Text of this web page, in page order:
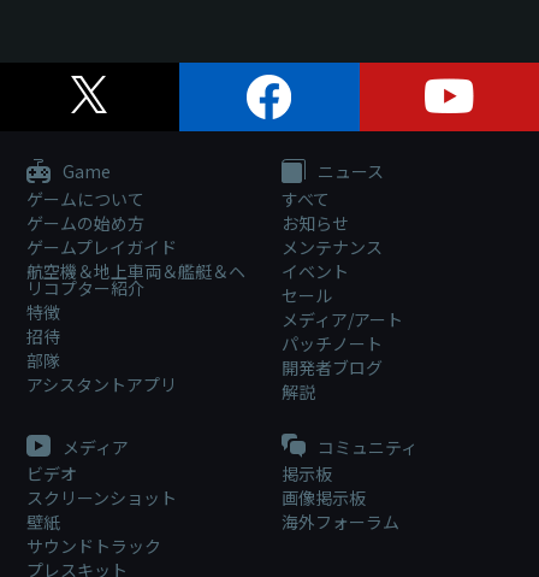
Game
ゲームについて
ゲームの始め方
ゲームプレイガイド
航空機＆地上車両＆艦艇＆ヘ
リコプター紹介
特徴
招待
部隊
アシスタントアプリ
ニュース
すべて
お知らせ
メンテナンス
イベント
セール
メディア/アート
パッチノート
開発者ブログ
解説
メディア
ビデオ
スクリーンショット
壁紙
サウンドトラック
プレスキット
コミュニティ
掲示板
画像掲示板
海外フォーラム